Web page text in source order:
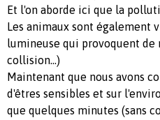
Et l'on aborde ici que la
Les animaux sont
lumineuse qui provoquent de
collision...)
Maintenant que nous avons
d'êtres sensibles et sur
que quelques minutes (sans